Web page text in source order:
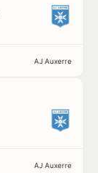
AJ Auxerre
AJ Auxerre